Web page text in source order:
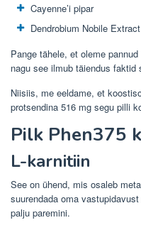
Cayenne’i pipar
Dendrobium Nobile Extract
Pange tähele, et oleme
nagu see ilmub täiendus
Niisiis, me eeldame, et
protsendina 516 mg segu pilli
Pilk Phen375
L-karnitiin
See on ühend, mis osaleb
suurendada oma
palju paremini.